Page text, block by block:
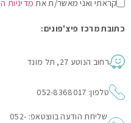
קראתי ואני מאשר/ת את מדיניות
כתובת מרכז פיצ'פונים:
רחוב הנוטע 27, תל מונד
טלפון: 052-8368017
שליחת הודעה בווצטאפ: 052-